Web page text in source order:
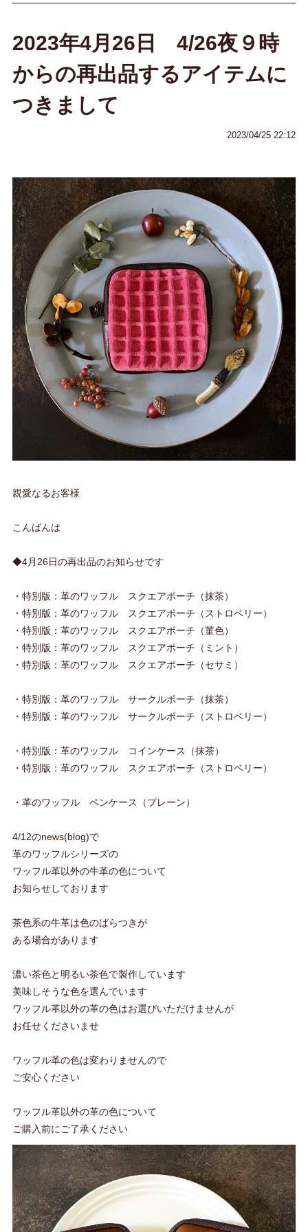
2023年4月26日 4/26夜９時
からの再出品するアイテムに
つきまして
2023/04/25 22:12
親愛なるお客様
こんばんは
◆4月26日の再出品のお知らせです
・特別版：革のワッフル スクエアポーチ（抹茶）
・特別版：革のワッフル スクエアポーチ（ストロベリー）
・特別版：革のワッフル スクエアポーチ（菫色）
・特別版：革のワッフル スクエアポーチ（ミント）
・特別版：革のワッフル スクエアポーチ（セサミ）
・特別版：革のワッフル サークルポーチ（抹茶）
・特別版：革のワッフル サークルポーチ（ストロベリー）
・特別版：革のワッフル コインケース（抹茶）
・特別版：革のワッフル スクエアポーチ（ストロベリー）
・革のワッフル ペンケース（プレーン）
4/12のnews(blog)で
革のワッフルシリーズの
ワッフル革以外の牛革の色について
お知らせしております
茶色系の牛革は色のばらつきが
ある場合があります
濃い茶色と明るい茶色で製作しています
美味しそうな色を選んでいます
ワッフル革以外の革の色はお選びいただけませんが
お任せくださいませ
ワッフル革の色は変わりませんので
ご安心ください
ワッフル革以外の革の色について
ご購入前にご了承ください